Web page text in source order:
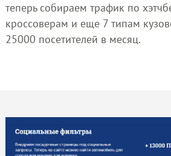
теперь собираем трафик по
кроссоверам и еще 7 типам
25000 посетителей в месяц.